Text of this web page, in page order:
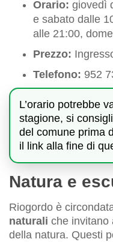
Orario: giovedì
e sabato dalle
alle 21:00,
Prezzo:
Telefono: 952
L’orario potrebbe
stagione, si
del comune prima
il link alla fine di
Natura e
Riogordo è
naturali che invitano
della natura. Questi